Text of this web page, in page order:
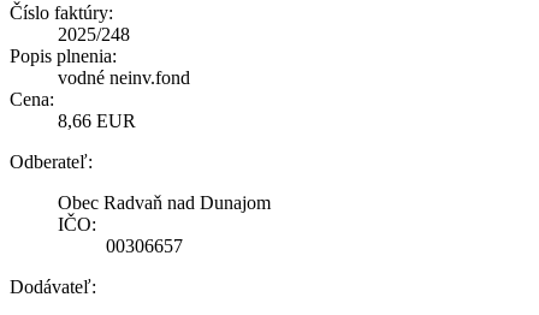
Číslo faktúry:
2025/248
Popis plnenia:
vodné neinv.fond
Cena:
8,66 EUR
Odberateľ:
Obec Radvaň nad Dunajom
IČO:
00306657
Dodávateľ: